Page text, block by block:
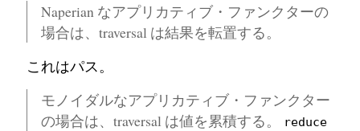
Naperian なアプリカティブ・ファンクターの
場合は、traversal は結果を転置する。
これはパス。
モノイダルなアプリカティブ・ファンクター
の場合は、traversal は値を累積する。
reduce